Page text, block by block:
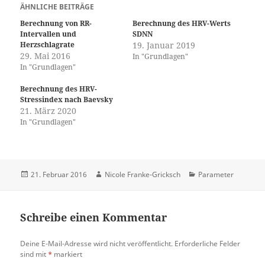
ÄHNLICHE BEITRÄGE
Berechnung von RR-
Intervallen und
Herzschlagrate
29. Mai 2016
In "Grundlagen"
Berechnung des HRV-Werts
SDNN
19. Januar 2019
In "Grundlagen"
Berechnung des HRV-
Stressindex nach Baevsky
21. März 2020
In "Grundlagen"
Veröffentlicht
21. Februar 2016 Autor
Nicole Franke-Gricksch Kategorien
Parameter
Schreibe einen Kommentar
Deine E-Mail-Adresse wird nicht veröffentlicht. Erforderliche Felder
sind mit * markiert